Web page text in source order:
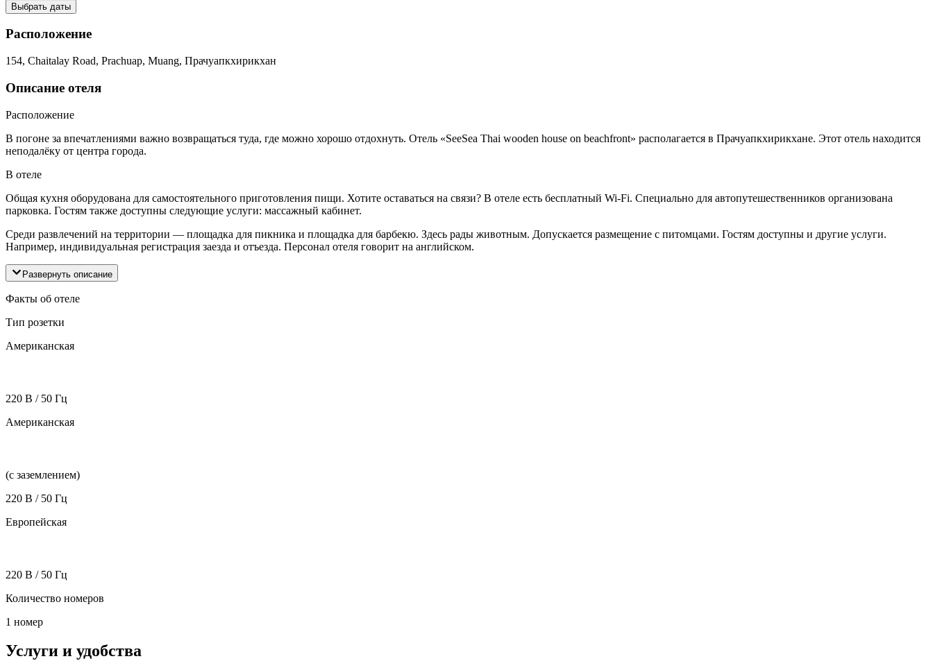
Выбрать даты
Расположение
154, Chaitalay Road, Prachuap, Muang, Прачуапкхирикхан
Описание отеля
Расположение
В погоне за впечатлениями важно возвращаться туда, где можно хорошо отдохнуть. Отель «SeeSea Thai wooden house on beachfront» располагается в Прачуапкхирикхане. Этот отель находится
неподалёку от центра города.
В отеле
Общая кухня оборудована для самостоятельного приготовления пищи. Хотите оставаться на связи? В отеле есть бесплатный Wi-Fi. Специально для автопутешественников организована
парковка. Гостям также доступны следующие услуги: массажный кабинет.
Среди развлечений на территории — площадка для пикника и площадка для барбекю. Здесь рады животным. Допускается размещение с питомцами. Гостям доступны и другие услуги.
Например, индивидуальная регистрация заезда и отъезда. Персонал отеля говорит на английском.
Развернуть описание
Факты об отеле
Тип розетки
Американская
220 В / 50 Гц
Американская
(с заземлением)
220 В / 50 Гц
Европейская
220 В / 50 Гц
Количество номеров
1 номер
Услуги и удобства